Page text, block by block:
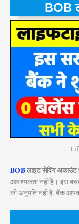
BOB
BOBलाइट सेविंग अकाउंट
आवश्यकता नहीं है। इस
की अनुमति नहीं है, बैंक